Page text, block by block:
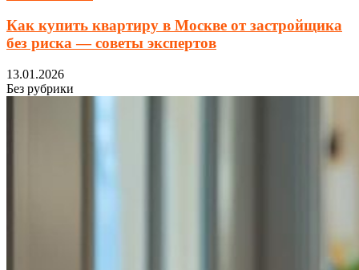
Как купить квартиру в Москве от застройщика
без риска — советы экспертов
13.01.2026
Без рубрики